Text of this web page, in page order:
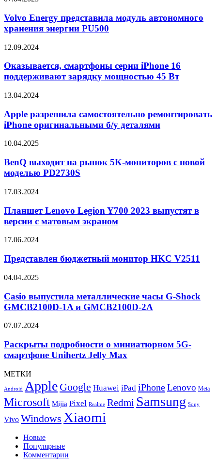
PC
представила
модуль
автономного
энергии
Volvo Energy представила модуль автономного
хранения энергии PU500
Оказывается,
серии
16
зарядку
45
Вт
12.09.2024
Оказывается, смартфоны серии iPhone 16
поддерживают зарядку мощностью 45 Вт
Apple
самостоятельно
ремонтировать
iPhone
б/
деталями
13.04.2024
Apple разрешила самостоятельно ремонтировать
iPhone оригинальными б/у деталями
BenQ
на
рынок
5K-
с
моделью
PD2730S
10.04.2025
BenQ выходит на рынок 5K-мониторов с новой
моделью PD2730S
Планшет
Legion
Y700
2023
в
с
экраном
17.03.2024
Планшет Lenovo Legion Y700 2023 выпустят в
версии с матовым экраном
Представлен
монитор
HKC
V2511
17.06.2024
Представлен бюджетный монитор HKC V2511
Casio
металлические
часы
G-
GMCB2100D-
и
GMCB2100D-
04.04.2025
Casio выпустила металлические часы G-Shock
GMCB2100D-1A и GMCB2100D-2A
Раскрыты
о
миниатюрном
5G-
Unihertz
Jelly
07.07.2024
Раскрыты подробности о миниатюрном 5G-
смартфоне Unihertz Jelly Max
МЕТКИ
Android Apple Google Huawei iPad iPhoneLenovo Meta
Microsoft Mijia Pixel Realme Redmi Samsung Sony
Vivo Windows Xiaomi
Новые
Популярные
Комментарии